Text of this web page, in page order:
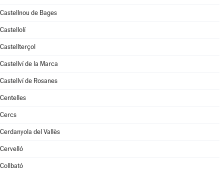
Castellnou de Bages
Castellolí
Castellterçol
Castellví de la Marca
Castellví de Rosanes
Centelles
Cercs
Cerdanyola del Vallès
Cervelló
Collbató